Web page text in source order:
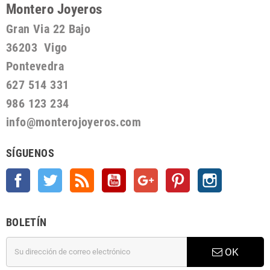
Montero Joyeros
Gran Via 22 Bajo
36203 Vigo
Pontevedra
627 514 331
986 123 234
info@monterojoyeros.com
SÍGUENOS
Facebook Twitter YouTube Google + Pinterest
BOLETÍN
OK